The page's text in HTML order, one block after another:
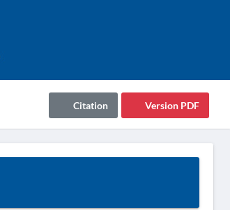
Version PDF
Citation